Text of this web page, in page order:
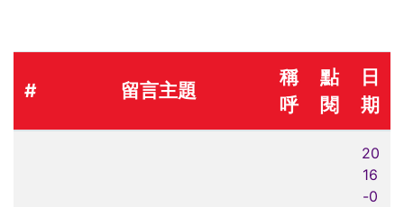
# 留言主題
稱
呼
點
閱
日
期
20
16
-0